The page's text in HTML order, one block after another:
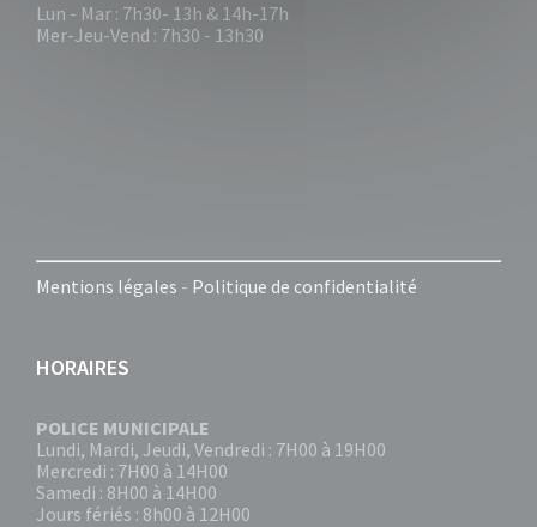
Lun - Mar : 7h30- 13h & 14h-17h
Mer-Jeu-Vend : 7h30 - 13h30
Mentions légales - Politique de confidentialité
HORAIRES
POLICE MUNICIPALE
Lundi, Mardi, Jeudi, Vendredi : 7H00 à 19H00
Mercredi : 7H00 à 14H00
Samedi : 8H00 à 14H00
Jours fériés : 8h00 à 12H00